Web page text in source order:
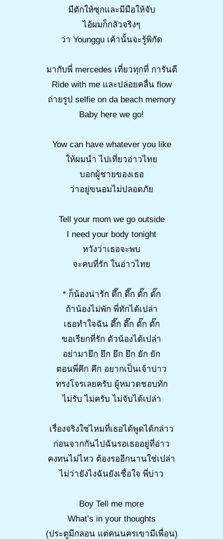
มีตักให้ซุกและมีมือให้จับ
ไอ้ผมก็กลัวจริงๆ
ว่า Younggu เค้านั้นจะรู้พิกัด
มากับพี่ mercedes เที่ยวทุกที่ การันตี
Ride with me และปล่อยคลื่น flow
ถ่ายรูป selfie on da beach memory
Baby here we go!
Yow can have whatever you like
ให้ผมนำ ไปเที่ยวอ่าวไทย
บอกผู้ชายของเธอ
ว่าอยู่ขนอมไม่ปลอดภัย
Tell your mom we go outside
I need your body tonight
หวังว่าเธอจะพบ
จะคบที่รัก ในอ่าวไทย
* ก็น้องน่ารัก ดึ๊ก ดึ๊ก ดั๊ก ดั๊ก
ถ้าน้องไม่พัก พี่ทักได้เปล่า
เธอทำใจฉัน ตึ๊ก ตึ๊ก ตั๊ก ตั๊ก
ขอเรียกที่รัก ตัวน้องได้เปล่า
อย่ามายึก ยึก ยึก ยึก ยัก ยัก
ตอนพี่คึก คึก อยากเป็นเจ้าบ่าว
ทรงโจรเลยครับ ผู้หมวดชอบทัก
ไม่รับ ไม่ครับ ไม่จับได้เปล่า
เรื่องจริงใช่ไหมที่เธอได้พูดได้กล่าว
ก่อนจากกันไปฉันรอเธออยู่ที่อ่าว
คงทนไม่ไหว ต้องรออีกนานใช่เปล่า
ไม่ว่ายังไงฉันยังเชื่อใจ พี่บ่าว
Boy Tell me more
What’s in your thoughts
(ประตูมีกลอน แต่คนนครเขามีเพื่อน)